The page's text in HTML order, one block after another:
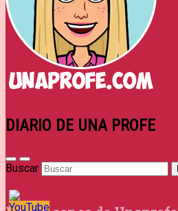
DIARIO DE UNA PROFE
Buscar